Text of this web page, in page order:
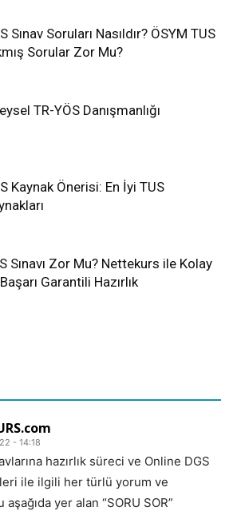
Sınav Soruları Nasıldır? ÖSYM TUS
Sorular Zor Mu?
TR-YÖS Danışmanlığı
Kaynak Önerisi: En İyi TUS
Sınavı Zor Mu? Nettekurs ile Kolay
Garantili Hazırlık
- 14:18
hazırlık süreci ve Online DGS
ile ilgili her türlü yorum ve
aşağıda yer alan “SORU SOR”